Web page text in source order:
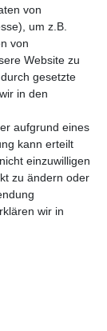
von
um z.B.
von
Website zu
gesetzte
in den
aufgrund eines
kann erteilt
einzuwilligen
zu ändern oder
wir in